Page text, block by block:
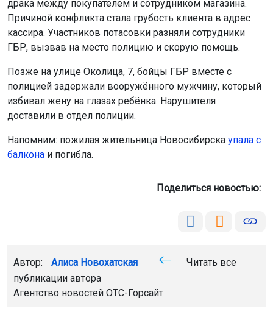
драка между покупателем и сотрудником магазина.
Причиной конфликта стала грубость клиента в адрес
кассира. Участников потасовки разняли сотрудники
ГБР, вызвав на место полицию и скорую помощь.
Позже на улице Околица, 7, бойцы ГБР вместе с
полицией задержали вооружённого мужчину, который
избивал жену на глазах ребёнка. Нарушителя
доставили в отдел полиции.
Напомним: пожилая жительница Новосибирска упала с
балкона и погибла.
Поделиться новостью:
Автор: Алиса Новохатская
Читать все
публикации автора
Агентство новостей ОТС-Горсайт